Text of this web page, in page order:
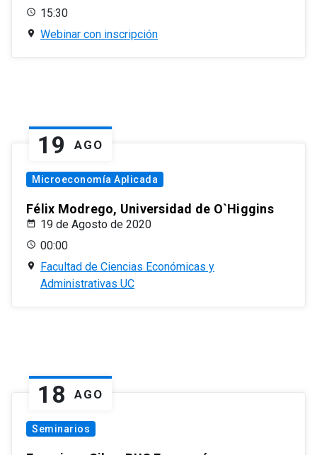
15:30
Webinar con inscripción
19 AGO
Microeconomía Aplicada
Félix Modrego, Universidad de O`Higgins
19 de Agosto de 2020
00:00
Facultad de Ciencias Económicas y
Administrativas UC
18 AGO
Seminarios